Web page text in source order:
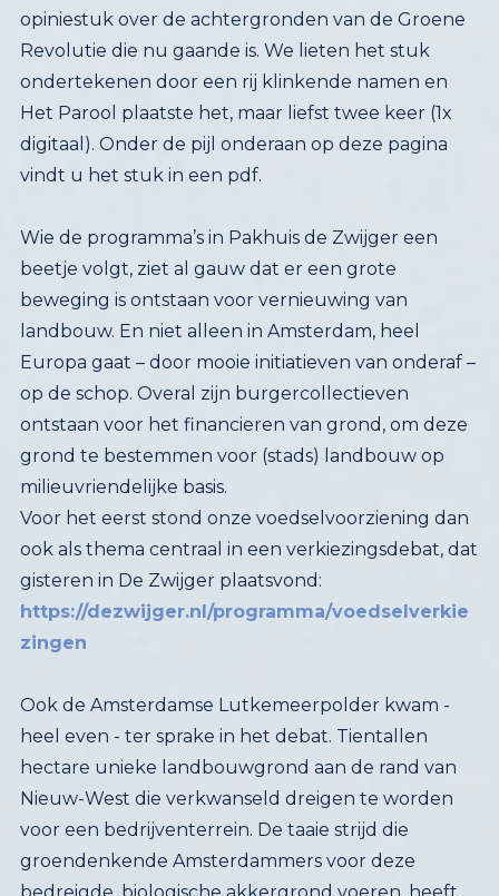
vindt u het stuk in een pdf.
Wie de programma’s in Pakhuis de Zwijger een
beetje volgt, ziet al gauw dat er een grote
beweging is ontstaan voor vernieuwing van
landbouw. En niet alleen in Amsterdam, heel
Europa gaat – door mooie initiatieven van onderaf –
op de schop. Overal zijn burgercollectieven
ontstaan voor het financieren van grond, om deze
grond te bestemmen voor (stads) landbouw op
milieuvriendelijke basis.
Voor het eerst stond onze voedselvoorziening dan
ook als thema centraal in een verkiezingsdebat, dat
gisteren in De Zwijger plaatsvond:
https://dezwijger.nl/programma/voedselverkie
zingen
Ook de Amsterdamse Lutkemeerpolder kwam -
heel even - ter sprake in het debat. Tientallen
hectare unieke landbouwgrond aan de rand van
Nieuw-West die verkwanseld dreigen te worden
voor een bedrijventerrein. De taaie strijd die
groendenkende Amsterdammers voor deze
bedreigde, biologische akkergrond voeren, heeft
een verrassende wending genomen na het vertrek
van Albert Heijn als mogelijke kandidaat uit de
polder. ‘Een groot succes,’ aldus Platform Behoud